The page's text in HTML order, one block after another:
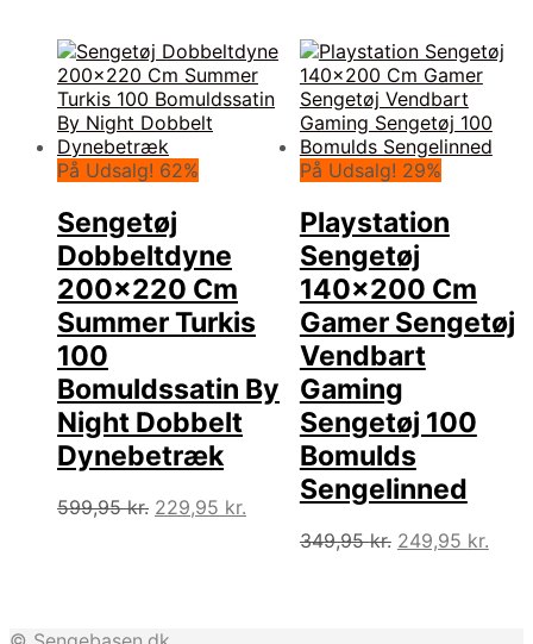
var:
399,95 kr..
er:
På Udsalg! 62%
Sengetøj
Dobbeltdyne
200×220 Cm
Summer Turkis
100
Bomuldssatin By
Night Dobbelt
Dynebetræk
599,95kr. Den
229,95 kr.
aktuelle
På Udsalg! 29%
Playstation
Sengetøj
140×200 Cm
Gamer Sengetøj
Vendbart
Gaming
Sengetøj 100
Bomulds
Sengelinned
349,95kr. Den
249,95 kr.